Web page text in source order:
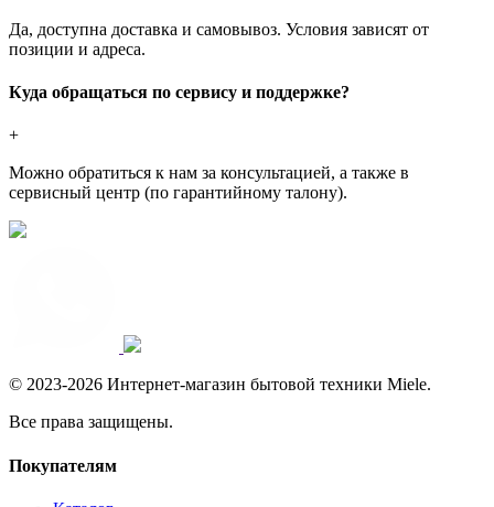
Да, доступна доставка и самовывоз. Условия зависят от
позиции и адреса.
Куда обращаться по сервису и поддержке?
+
Можно обратиться к нам за консультацией, а также в
сервисный центр (по гарантийному талону).
© 2023-2026 Интернет-магазин бытовой техники Miele.
Все права защищены.
Покупателям